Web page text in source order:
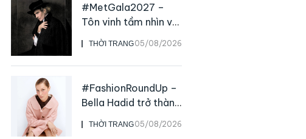
THỜI TRANG05/08/2026
#MetGala2027 –
Tôn vinh tầm nhìn và
sức ảnh hưởng sâu
rộng của NTK John
Galliano
THỜI TRANG05/08/2026
#FashionRoundUp –
Bella Hadid trở thành
Đại sứ Toàn cầu của
Prada Beauty,